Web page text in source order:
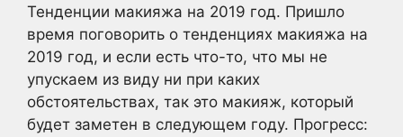
Тенденции макияжа на 2019 год. Пришло
время поговорить о тенденциях макияжа на
2019 год, и если есть что-то, что мы не
упускаем из виду ни при каких
обстоятельствах, так это макияж, который
будет заметен в следующем году. Прогресс: